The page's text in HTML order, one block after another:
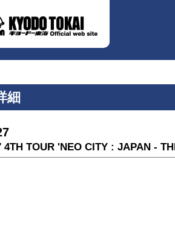
細
4TH TOUR 'NEO CITY : JAPAN -